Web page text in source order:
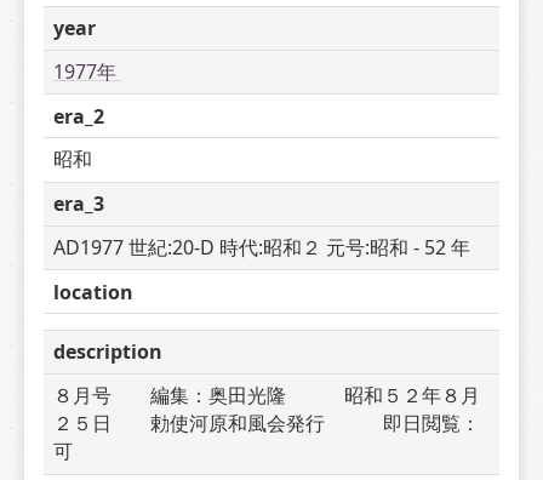
year
1977年
era_2
昭和
era_3
AD1977 世紀:20-D 時代:昭和２ 元号:昭和 - 52 年
location
description
８月号　　編集：奥田光隆　　　昭和５２年８月
２５日　　勅使河原和風会発行　　　即日閲覧：
可